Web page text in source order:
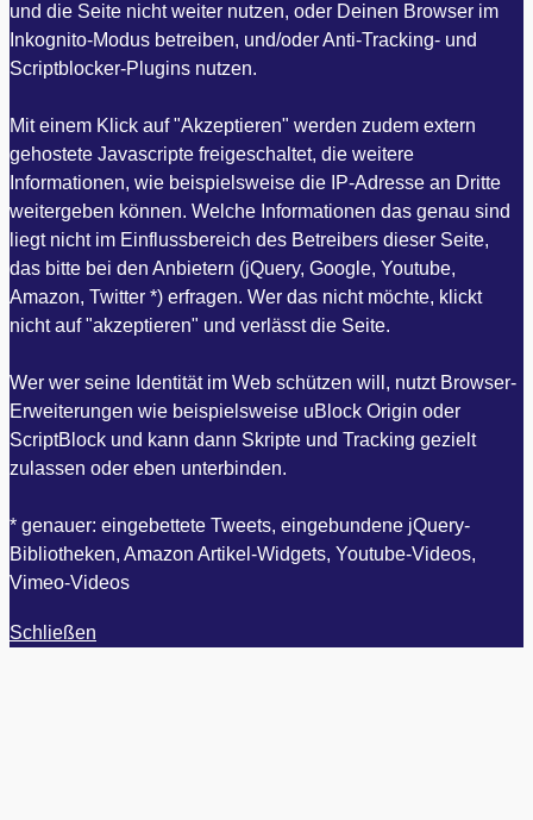
und die Seite nicht weiter nutzen, oder Deinen Browser im
Inkognito-Modus betreiben, und/oder Anti-Tracking- und
Scriptblocker-Plugins nutzen.
Mit einem Klick auf "Akzeptieren" werden zudem extern
gehostete Javascripte freigeschaltet, die weitere
Informationen, wie beispielsweise die IP-Adresse an Dritte
weitergeben können. Welche Informationen das genau sind
liegt nicht im Einflussbereich des Betreibers dieser Seite,
das bitte bei den Anbietern (jQuery, Google, Youtube,
Amazon, Twitter *) erfragen. Wer das nicht möchte, klickt
nicht auf "akzeptieren" und verlässt die Seite.
Wer wer seine Identität im Web schützen will, nutzt Browser-
Erweiterungen wie beispielsweise uBlock Origin oder
ScriptBlock und kann dann Skripte und Tracking gezielt
zulassen oder eben unterbinden.
* genauer: eingebettete Tweets, eingebundene jQuery-
Bibliotheken, Amazon Artikel-Widgets, Youtube-Videos,
Vimeo-Videos
Schließen